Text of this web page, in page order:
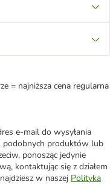
= najniższa cena regularna
e-mail do wysyłania
podobnych produktów lub
ponosząc jedynie
kontaktując się z działem
w naszej Polityka